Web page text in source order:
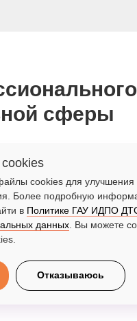
cookies для улучшения
Более подробную
в Политике ГАУ ИДПО
данных . Вы можете
Отказываюсь
сферы
10.